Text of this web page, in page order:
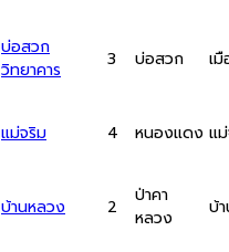
บ่อสวก
วิทยาคาร
3 บ่อสวก เ
แม่จริม 4 หนองแดง แ
บ้านหลวง 2
ป่าคา
หลวง
บ้